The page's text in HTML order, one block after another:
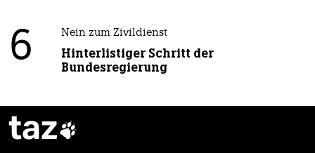
6 Nein zum Zivildienst
Hinterlistiger Schritt der
Bundesregierung
taz